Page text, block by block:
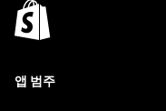
앱 범주